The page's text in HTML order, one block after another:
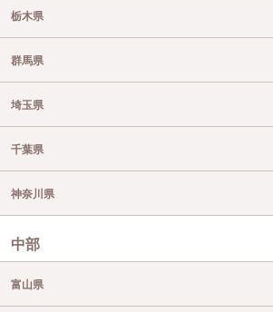
栃木県
群馬県
埼玉県
千葉県
神奈川県
中部
富山県